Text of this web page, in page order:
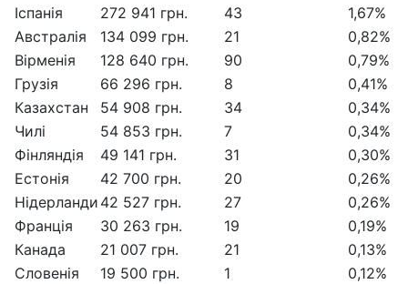
Іспанія
272 941 грн. 43
1,67%
Австралія
134 099 грн. 21
0,82%
Вірменія
128 640 грн. 90
0,79%
Грузія
66 296 грн. 8
0,41%
Казахстан
54 908 грн. 34
0,34%
Чилі
54 853 грн. 7
0,34%
Фінляндія
49 141 грн. 31
0,30%
Естонія
42 700 грн. 20
0,26%
Нідерланди 42 527 грн. 27
0,26%
Франція
30 263 грн. 19
0,19%
Канада
21 007 грн. 21
0,13%
Словенія
19 500 грн. 1
0,12%